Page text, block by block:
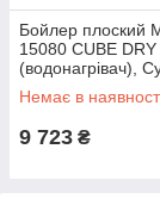
Бойлер плоский
15080 CUBE
(водонагрівач),
кВт
Немає в
9 723 ₴